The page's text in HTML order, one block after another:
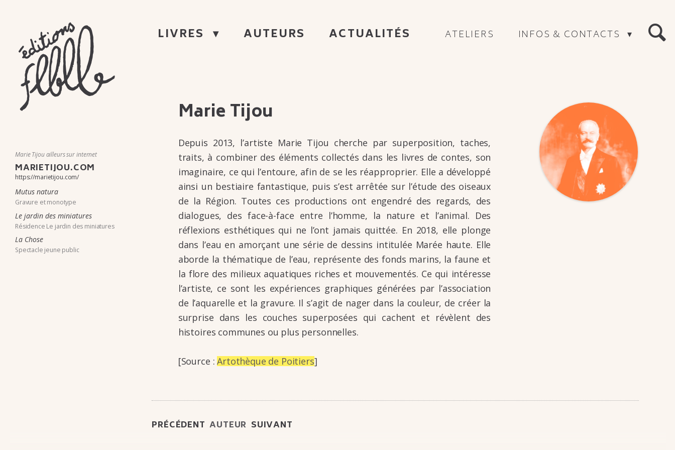
ÉDITIONS
FLBLB
D'ÉDITION
DE
BANDE
DESSINÉE,
ROMAN-
PHOTO,
LIVRES AUTEURS ACTUALITÉS ATELIERS INFOS & CONTACTS
Marie Tijou
Depuis 2013, l’ar­tiste Marie Tijou cherche par super­po­si­tion, taches,
traits, à combi­ner des éléments collec­tés dans les livres de contes, son
imagi­naire, ce qui l’en­toure, afin de se les réap­pro­prier. Elle a déve­loppé
ainsi un bestiaire fantas­tique, puis s’est arrê­tée sur l’étude des oiseaux
de la Région. Toutes ces produc­tions ont engen­dré des regards, des
dialogues, des face-à-face entre l’homme, la nature et l’ani­mal. Des
réflexions esthé­tiques qui ne l’ont jamais quit­tée. En 2018, elle plonge
dans l’eau en amorçant une série de dessins inti­tu­lée Marée haute. Elle
aborde la théma­tique de l’eau, repré­sente des fonds marins, la faune et
la flore des milieux aqua­tiques riches et mouve­men­tés. Ce qui inté­resse
l’ar­tiste, ce sont les expé­riences graphiques géné­rées par l’as­so­cia­tion
de l’aqua­relle et la gravure. Il s’agit de nager dans la couleur, de créer la
surprise dans les couches super­po­sées qui cachent et révèlent des
histoires communes ou plus person­nelles.
[Source :Arto­thèque de Poitiers]
Marie Tijou ailleurs sur internet
MARIETIJOU.COM
Mutus natura
Gravure et monotype
Le jardin des miniatures
Résidence Le jardin des miniatures
La Chose
Spectacle jeune public
PRÉCÉDENT AUTEUR SUIVANT